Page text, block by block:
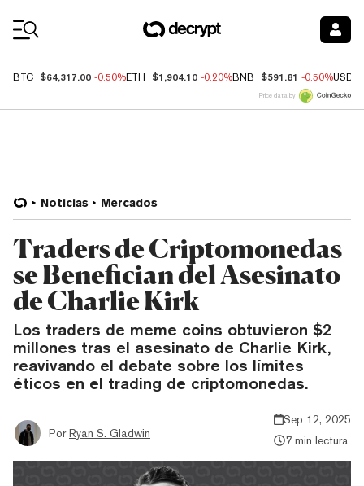
BTC $64,317.00 -0.50%ETH $1,904.10 -0.20%BNB $591.81 -0.50%USDC
Price data by
Noticias Mercados
Traders de Criptomonedas
se Benefician del Asesinato
de Charlie Kirk
Los traders de meme coins obtuvieron $2
millones tras el asesinato de Charlie Kirk,
reavivando el debate sobre los límites
éticos en el trading de criptomonedas.
Por Ryan S. Gladwin
Sep 12, 2025
7 min lectura